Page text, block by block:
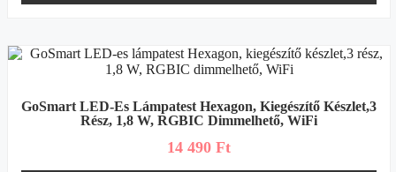
GoSmart LED-Es Lámpatest Hexagon, Kiegészítő Készlet,3
Rész, 1,8 W, RGBIC Dimmelhető, WiFi
14 490 Ft